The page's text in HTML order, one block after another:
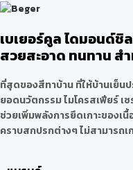
เบเยอร์คูล ไดมอนด์ชิ
สวยสะอาด ทนทาน ส
ที่สุดของสีทาบ้าน ที่ให้บ้านเย็น
ยอดนวัตกรรม ไมโครสเฟียร์ เ
ช่วยเพิ่มพลังการยึดเกาะของเ
คราบสกปรกต่างๆ ไม่สามารถเ